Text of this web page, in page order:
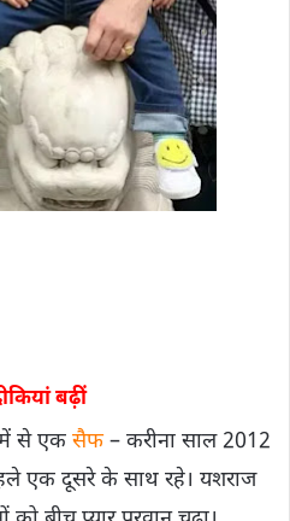
बढ़ीं
से एक सैफ– करीना साल 2012
एक दूसरे के साथ रहे। यशराज